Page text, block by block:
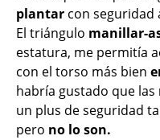
plantar con seguridad
El triángulo manillar-
estatura, me permitía
con el torso más bien
habría gustado que las
un plus de seguridad
pero no lo son.